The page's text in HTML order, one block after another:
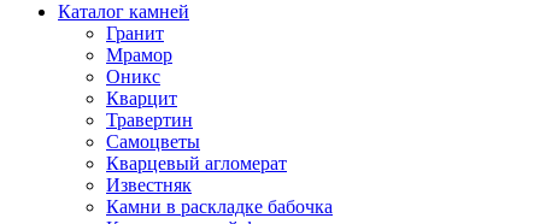
Каталог камней
Гранит
Мрамор
Оникс
Кварцит
Травертин
Самоцветы
Кварцевый агломерат
Известняк
Камни в раскладке бабочка